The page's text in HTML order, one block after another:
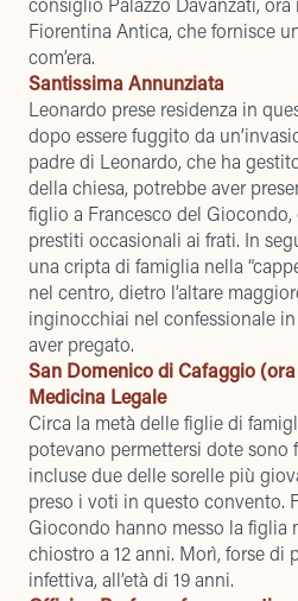
Fiorentina Antica, che fornisce
com’era.
Santissima Annunziata
Leonardo prese residenza in
dopo essere fuggito da
padre di Leonardo, che ha
della chiesa, potrebbe aver
figlio a Francesco del
prestiti occasionali ai frati. In
una cripta di famiglia nella
nel centro, dietro l’altare
inginocchiai nel confessionale
aver pregato.
San Domenico di Cafaggio
Medicina Legale
Circa la metà delle figlie di
potevano permettersi dote sono
incluse due delle sorelle più
preso i voti in questo convento.
Giocondo hanno messo la figlia
chiostro a 12 anni. Morì, forse di
infettiva, all’età di 19 anni.